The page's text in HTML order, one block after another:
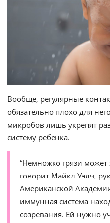
Вообще, регулярные
обязательно плохо для
микробов лишь укрепят
систему ребенка.
“Немножко грязи
говорит Майкл Уэлч,
Американской
иммунная система
созревания. Ей нужно